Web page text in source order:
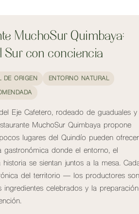
MuchoSur Quimbaya:
Sur con conciencia
DE ORIGEN
ENTORNO NATURAL
Eje Cafetero, rodeado de guaduales y
MuchoSur Quimbaya propone
lugares del Quindío pueden
gastronómica donde el entorno, el
historia se sientan juntos a la mesa.
del territorio — los productores son
ingredientes celebrados y la